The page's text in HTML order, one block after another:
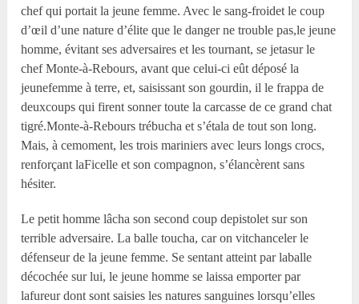
chef qui portait la jeune femme. Avec le sang-froidet le coup
d’œil d’une nature d’élite que le danger ne trouble pas,le jeune
homme, évitant ses adversaires et les tournant, se jetasur le
chef Monte-à-Rebours, avant que celui-ci eût déposé la
jeunefemme à terre, et, saisissant son gourdin, il le frappa de
deuxcoups qui firent sonner toute la carcasse de ce grand chat
tigré.Monte-à-Rebours trébucha et s’étala de tout son long.
Mais, à cemoment, les trois mariniers avec leurs longs crocs,
renforçant laFicelle et son compagnon, s’élancèrent sans
hésiter.
Le petit homme lâcha son second coup depistolet sur son
terrible adversaire. La balle toucha, car on vitchanceler le
défenseur de la jeune femme. Se sentant atteint par laballe
décochée sur lui, le jeune homme se laissa emporter par
lafureur dont sont saisies les natures sanguines lorsqu’elles